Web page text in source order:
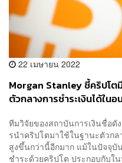
22 เมษายน 2022
Morgan Stanley ชี้คริปโต
ตัวกลางการชำระเงินได้ใน
ทีมวิจัยของสถาบันการเงินชื่อดั
รนำคริปโตมาใช้ในฐานะตัวกล
สูงขึ้นกว่านี้อีกมาก แม้ในปัจจุบั
ชำระด้วยคริปโต ประกอบกับใ